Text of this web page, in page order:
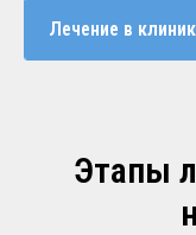
Этапы